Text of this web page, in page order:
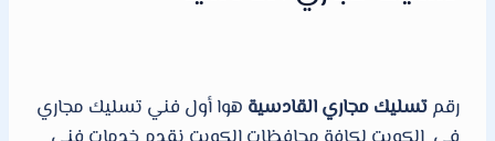
رقمتسليك مجاري القادسية هوا أول فني تسليك مجاري